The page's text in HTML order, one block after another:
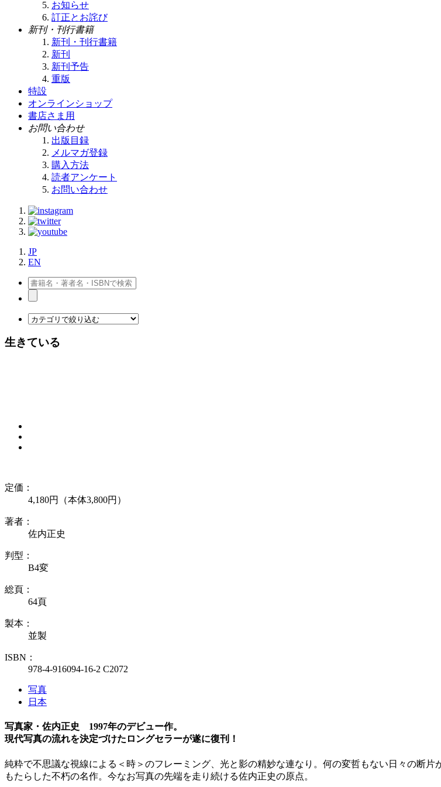
お知らせ
訂正とお詫び
新刊・刊行書籍
新刊・刊行書籍
新刊
新刊予告
重版
特設
オンラインショップ
書店さま用
お問い合わせ
出版目録
メルマガ登録
購入方法
読者アンケート
お問い合わせ
JP
EN
生きている
定価：
4,180円（本体3,800円）
著者：
佐内正史
判型：
B4変
総頁：
64頁
製本：
並製
ISBN：
978-4-916094-16-2 C2072
写真
日本
写真家・佐内正史 1997年のデビュー作。
現代写真の流れを決定づけたロングセラーが遂に復刊！
純粋で不思議な視線による＜時＞のフレーミング、光と影の精妙な連なり。何の変哲もない日々の断
もたらした不朽の名作。今なお写真の先端を走り続ける佐内正史の原点。